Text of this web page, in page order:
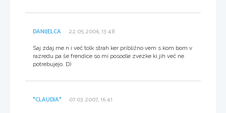
DANIJELCA 22.05.2006, 13:48
Saj zdaj me n i več tolk strah ker približno vem s kom bom v
razredu pa še frendice so mi posodle zvezke ki jih več ne
potrebujejo. D)
*CLAUDIA* 07.03.2007, 16:41